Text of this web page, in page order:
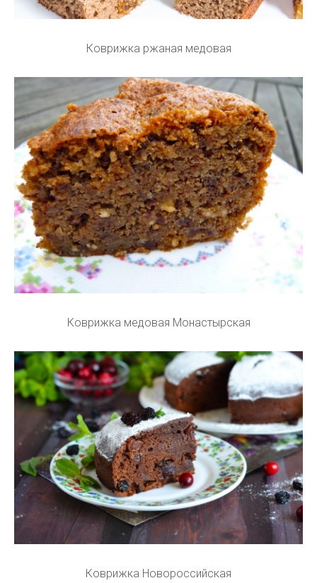
Коврижка ржаная медовая
Коврижка медовая Монастырская
Коврижка Новороссийская